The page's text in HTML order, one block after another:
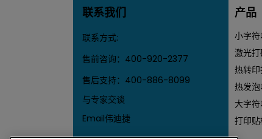
联系我们
联系方式:
售前咨询： 400-920-2377
售后支持： 400-886-8099
与专家交谈
Email伟迪捷
产品
小字
激光
热转
热发
大字
打印